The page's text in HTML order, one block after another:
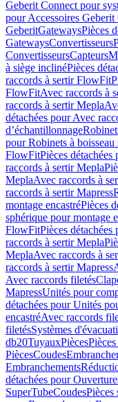
Geberit Connect pour
pour Accessoires
GeberitGatewaysPièces
GatewaysConvertisseurs
ConvertisseursCapteurs
à siège inclinéPièces
raccords à sertir FlowFit
FlowFitAvec raccords à
raccords à sertir Mepla
détachées pour Avec
d’échantillonnage
pour Robinets à boisseau
FlowFitPièces
raccords à sertir Mepla
MeplaAvec raccords à
raccords à sertir Mapress
montage encastréPièces
sphérique pour montage
FlowFitPièces
raccords à sertir Mepla
MeplaAvec raccords à
raccords à sertir Mapress
Avec raccords filetés
MapressUnités pour
détachées pour Unités
encastréAvec raccords
filetésSystèmes
db20TuyauxPièces
PiècesCoudes
Embranchements
détachées pour
SuperTubeCoudesPièces